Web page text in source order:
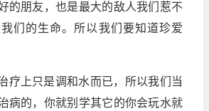
的朋友，也是最大的敌人我们惹不
们的生命。所以我们要知道珍爱
疗上只是调和水而已，所以我们当
病的，你就别学其它的你会玩水就